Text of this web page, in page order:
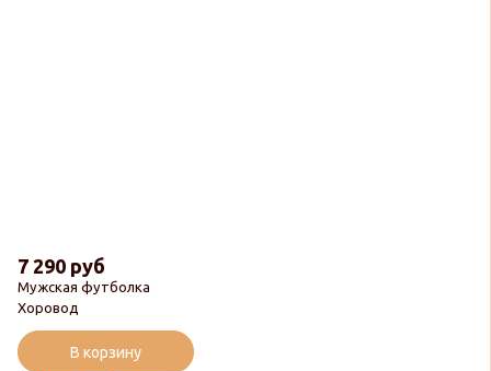
Мужская футболка
Хоровод
7 290 руб
В корзину